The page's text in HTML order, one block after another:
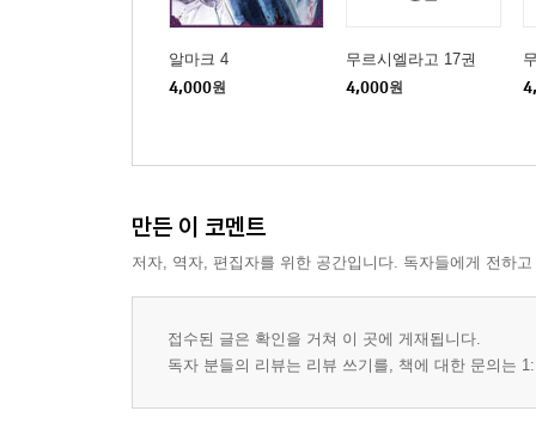
알마크 4
4,000원
무르시엘라고 17권
4,000원
만든 이 코멘트
저자, 역자, 편집자를 위한 공간입니다. 독자들에게 전하
접수된 글은 확인을 거쳐 이 곳에 게재됩니다.
독자 분들의 리뷰는 리뷰 쓰기를, 책에 대한 문의는